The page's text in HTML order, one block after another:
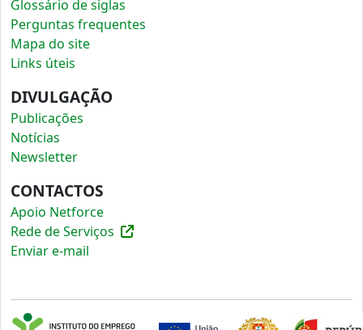
Glossário de siglas
Perguntas frequentes
Mapa do site
Links úteis
DIVULGAÇÃO
Publicações
Notícias
Newsletter
CONTACTOS
Apoio Netforce
Rede de Serviços
Enviar e-mail